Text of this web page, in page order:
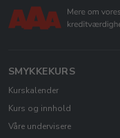
SMYKKEKURS
Kurskalender
Kurs og innhold
Våre undervisere